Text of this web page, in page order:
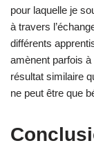
pour laquelle je
à travers
différents
amènent parfois
résultat similaire
ne peut être que